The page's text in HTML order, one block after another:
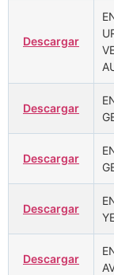
Descargar
Descargar
Descargar
Descargar
Descargar